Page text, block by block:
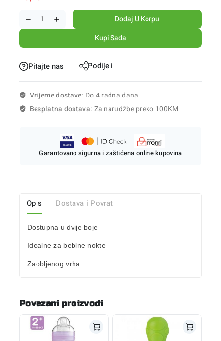
Dodaj U Korpu
Kupi Sada
Pitajte nas Podijeli
Vrijeme dostave: Do 4 radna dana
Besplatna dostava: Za narudžbe preko 100KM
Garantovano sigurna i zaštićena online kupovina
Opis Dostava i Povrat
Dostupna u dvije boje
Idealne za bebine nokte
Zaobljenog vrha
Povezani proizvodi